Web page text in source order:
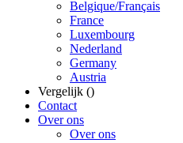
Belgique/Français
France
Luxembourg
Nederland
Germany
Austria
Vergelijk ()
Contact
Over ons
Over ons